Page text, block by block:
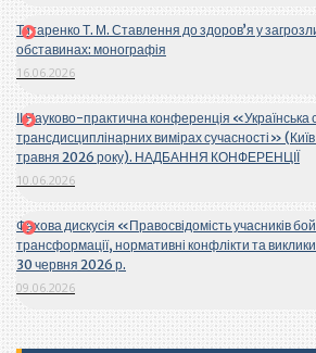
Титаренко Т. М. Ставлення до здоров’я у
обставинах: монографія
16.06.2026
ІІ Науково-практична конференція «Українська
трансдисциплінарних вимірах сучасності»
травня 2026 року). НАДБАННЯ КОНФЕРЕНЦІЇ
10.06.2026
Фахова дискусія «Правосвідомість учасників
трансформації, нормативні конфлікти та
30 червня 2026 р.
09.06.2026